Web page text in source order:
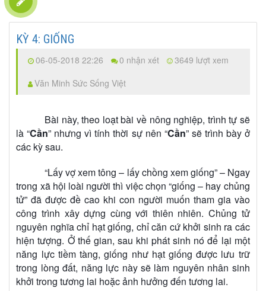
KỲ 4: GIỐNG
06-05-2018 22:26 0 nhận xét
3649 lượt xem
Văn Minh Sức Sống Việt
Bài này, theo loạt bài về nông nghiệp, trình tự sẽ
là “Cần” nhưng vì tính thời sự nên “Cần” sẽ trình bày ở
các kỳ sau.
“Lấy vợ xem tông – lấy chồng xem giống” – Ngay
trong xã hội loài người thì việc chọn “giống – hay chủng
tử” đã được đề cao khi con người muốn tham gia vào
công trình xây dựng cùng với thiên nhiên. Chủng tử
nguyên nghĩa chỉ hạt giống, chỉ căn cứ khởi sinh ra các
hiện tượng. Ở thế gian, sau khi phát sinh nó để lại một
năng lực tiềm tàng, giống như hạt giống được lưu trữ
trong lòng đất, năng lực này sẽ làm nguyên nhân sinh
khởi trong tương lai hoặc ảnh hưởng đến tương lai.